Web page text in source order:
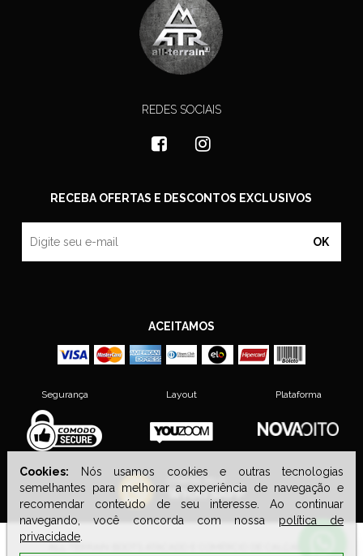
REDES SOCIAIS
RECEBA OFERTAS E DESCONTOS EXCLUSIVOS
OK
ACEITAMOS
Segurança Layout Plataforma
Cookies: Nós usamos cookies e outras tecnologias
semelhantes para melhorar a experiência de navegação e
recomendar conteúdo de seu interesse. Ao continuar
navegando, você concorda com nossa política de
privacidade.